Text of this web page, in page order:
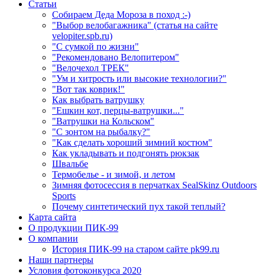
Статьи
Собираем Деда Мороза в поход :-)
"Выбор велобагажника" (статья на сайте
velopiter.spb.ru)
"С сумкой по жизни"
"Рекомендовано Велопитером"
"Велочехол ТРЕК"
"Ум и хитрость или высокие технологии?"
"Вот так коврик!"
Как выбрать ватрушку
"Ешкин кот, перцы-ватрушки..."
"Ватрушки на Кольском"
"С зонтом на рыбалку?"
"Как сделать хороший зимний костюм"
Как укладывать и подгонять рюкзак
Швальбе
Термобелье - и зимой, и летом
Зимняя фотосессия в перчатках SealSkinz Outdoors
Sports
Почему синтетический пух такой теплый?
Карта сайта
О продукции ПИК-99
О компании
История ПИК-99 на старом сайте pk99.ru
Наши партнеры
Условия фотоконкурса 2020